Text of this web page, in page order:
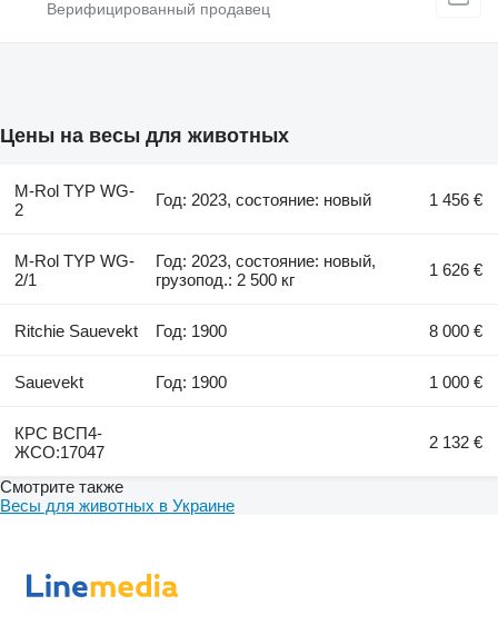
Цены на весы для животных
M-Rol TYP WG-
2
Год: 2023, состояние: новый 1 456 €
M-Rol TYP WG-
2/1
Год: 2023, состояние: новый,
грузопод.: 2 500 кг
1 626 €
Ritchie Sauevekt Год: 1900 8 000 €
Sauevekt Год: 1900 1 000 €
КРС ВСП4-
ЖСО:17047
2 132 €
Смотрите также
Весы для животных в Украине